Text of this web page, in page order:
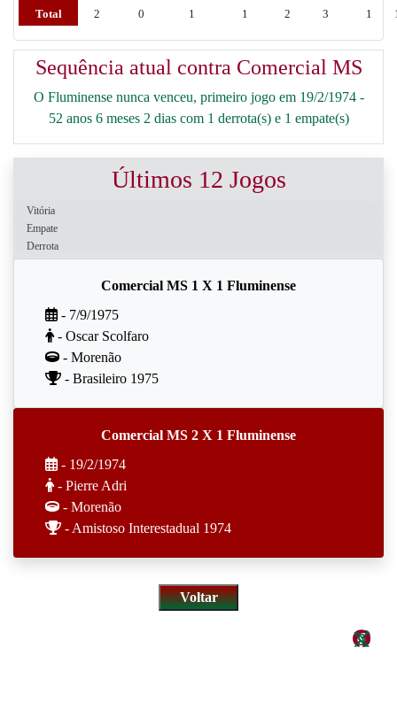
Total
2 0 1 1 2 3 1
Sequência atual contra Comercial MS
O Fluminense nunca venceu, primeiro jogo em 19/2/1974 -
52 anos 6 meses 2 dias com 1 derrota(s) e 1 empate(s)
Últimos 12 Jogos
Vitória
Empate
Derrota
Comercial MS 1 X 1 Fluminense
- 7/9/1975
- Oscar Scolfaro
- Morenão
- Brasileiro 1975
Comercial MS 2 X 1 Fluminense
- 19/2/1974
- Pierre Adri
- Morenão
- Amistoso Interestadual 1974